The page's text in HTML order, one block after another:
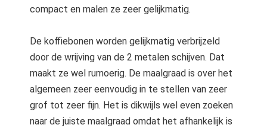
compact en malen ze zeer gelijkmatig.
De koffiebonen worden gelijkmatig verbrijzeld
door de wrijving van de 2 metalen schijven. Dat
maakt ze wel rumoerig. De maalgraad is over het
algemeen zeer eenvoudig in te stellen van zeer
grof tot zeer fijn. Het is dikwijls wel even zoeken
naar de juiste maalgraad omdat het afhankelijk is